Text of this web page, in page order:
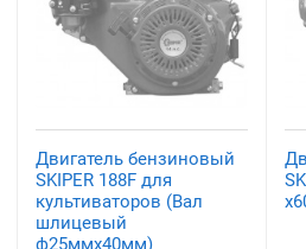
Двигатель бензиновый
SKIPER 188F для
культиваторов (Вал
шлицевый
ф25ммх40мм)